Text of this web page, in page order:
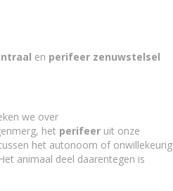
en perifeer zenuwstelsel
we over
het perifeeruit onze
het autonoom of onwillekeurig
animaal deel daarentegen is